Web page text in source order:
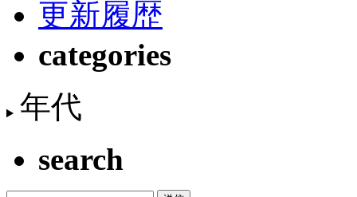
更新履歴
categories
年代
search